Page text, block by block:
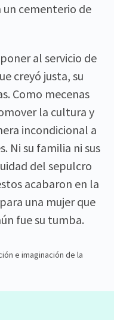
cementerio de
al servicio de
creyó justa, su
Como mecenas
la cultura y
incondicional a
Ni su familia ni sus
del sepulcro
acabaron en la
una mujer que
fue su tumba.
e imaginación de la